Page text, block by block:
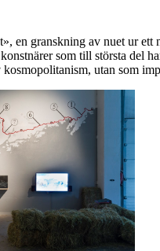
en granskning av nuet ur
som till största del
utan som